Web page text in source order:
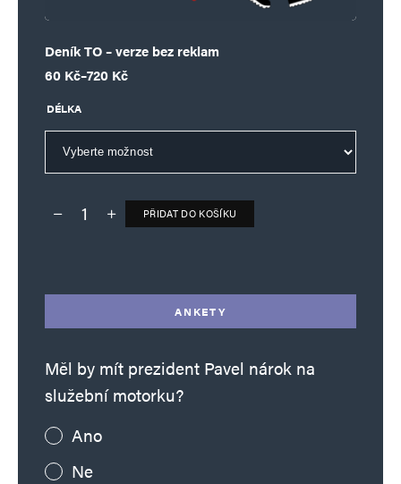
Deník TO – verze bez reklam
60 Kč–720 Kč
Rozpětí cen: 60 Kč až 720 Kč
DÉLKA
Deník TO – verze bez reklam množství
PŘIDAT DO KOŠÍKU
ANKETY
Měl by mít prezident Pavel nárok na
služební motorku?
Ano
Ne